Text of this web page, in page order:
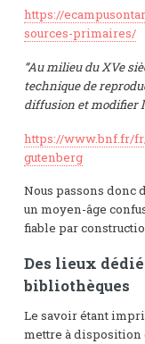
https://
sources-primaires/
“Au milieu du XVe
technique de
diffusion et modifier
https://www.bnf.fr/
gutenberg
Nous passons donc
un moyen-âge
fiable par
Des lieux
bibliothèques
Le savoir étant
mettre à disposition